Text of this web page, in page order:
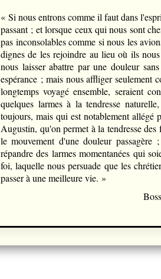
« Si nous entrons comme il faut dans
passant ; et lorsque ceux qui nous sont
pas inconsolables comme si nous les
dignes de les rejoindre au lieu où ils
nous laisser abattre par une douleur
espérance ; mais nous affliger seulement
longtemps voyagé ensemble, seraient
quelques larmes à la tendresse
toujours, mais qui est notablement allégé
Augustin, qu'on permet à la tendresse
le mouvement d'une douleur
répandre des larmes momentanées qui
foi, laquelle nous persuade que les
passer à une meilleure vie. »